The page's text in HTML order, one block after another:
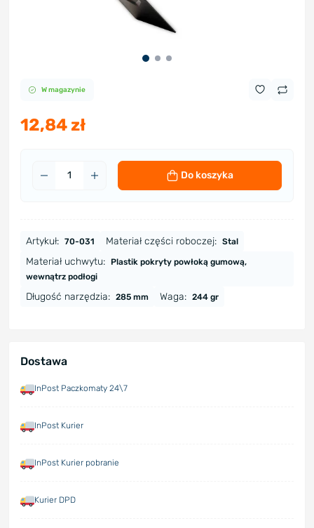
W magazynie
12,84 zł
Do koszyka
Artykuł: 70-031 Materiał części roboczej: Stal
Materiał uchwytu:
Plastik pokryty powłoką gumową,
wewnątrz podłogi
Długość narzędzia: 285 mm Waga: 244 gr
Dostawa
InPost Paczkomaty 24\7
InPost Kurier
InPost Kurier pobranie
Kurier DPD